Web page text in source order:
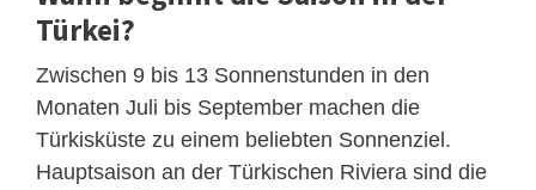
Türkei?
Zwischen 9 bis 13 Sonnenstunden in den
Monaten Juli bis September machen die
Türkisküste zu einem beliebten Sonnenziel.
Hauptsaison an der Türkischen Riviera sind die